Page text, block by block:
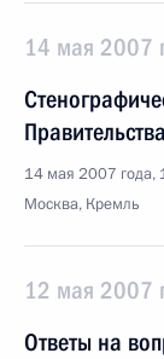
14 мая 2007
Правительства
14 мая 2007 года,
Москва, Кремль
12 мая 2007
Ответы на